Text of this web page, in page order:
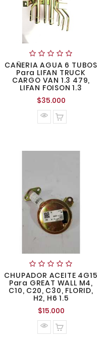
CAÑERIA AGUA 6 TUBOS
Para LIFAN TRUCK
CARGO VAN 1.3 479,
LIFAN FOISON 1.3
$35.000Precio
normal
CHUPADOR ACEITE 4G15
Para GREAT WALL M4,
C10, C20, C30, FLORID,
H2, H6 1.5
$15.000Precio
normal